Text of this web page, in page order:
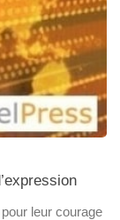
leur courage